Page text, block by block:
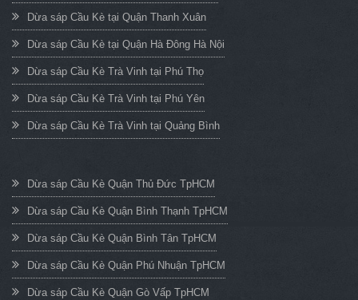
Dừa sáp Cầu Kè tại Quận Thanh Xuân
Dừa sáp Cầu Kè tại Quận Hà Đông Hà Nội
Dừa sáp Cầu Kè Trà Vinh tại Phú Thọ
Dừa sáp Cầu Kè Trà Vinh tại Phú Yên
Dừa sáp Cầu Kè Trà Vinh tại Quảng Bình
Dừa sáp Cầu Kè Quận Thủ Đức TpHCM
Dừa sáp Cầu Kè Quận Bình Thạnh TpHCM
Dừa sáp Cầu Kè Quận Bình Tân TpHCM
Dừa sáp Cầu Kè Quận Phú Nhuận TpHCM
Dừa sáp Cầu Kè Quận Gò Vấp TpHCM